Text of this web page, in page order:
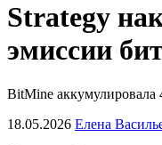
Strategy
эмиссии
BitMine аккумулировала
18.05.2026 Елена